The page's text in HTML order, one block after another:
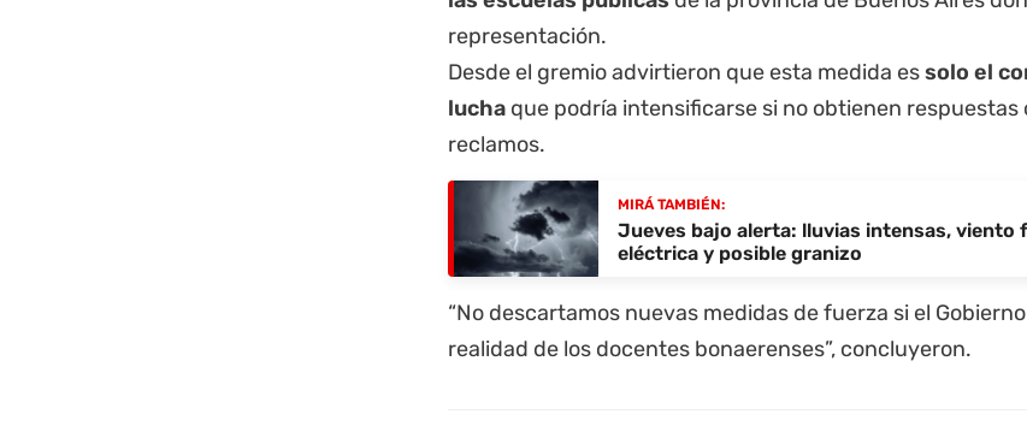
representación.
Desde el gremio advirtieron que esta medida essolo el
lucha que podría intensificarse si no obtienen respuestas
reclamos.
MIRÁ TAMBIÉN:
Jueves bajo alerta: lluvias intensas, viento
eléctrica y posible granizo
“No descartamos nuevas medidas de fuerza si el
realidad de los docentes bonaerenses”, concluyeron.